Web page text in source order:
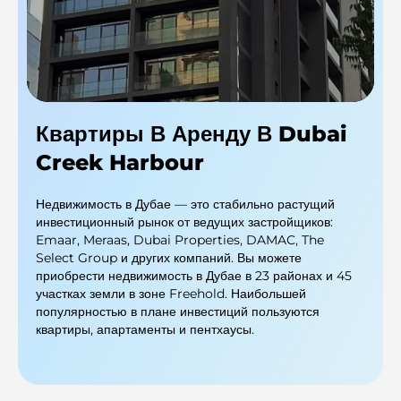
Квартиры В Аренду В Dubai
Creek Harbour
Недвижимость в Дубае — это стабильно растущий
инвестиционный рынок от ведущих застройщиков:
Emaar, Meraas, Dubai Properties, DAMAC, The
Select Group и других компаний. Вы можете
приобрести недвижимость в Дубае в 23 районах и 45
участках земли в зоне Freehold. Наибольшей
популярностью в плане инвестиций пользуются
квартиры, апартаменты и пентхаусы.